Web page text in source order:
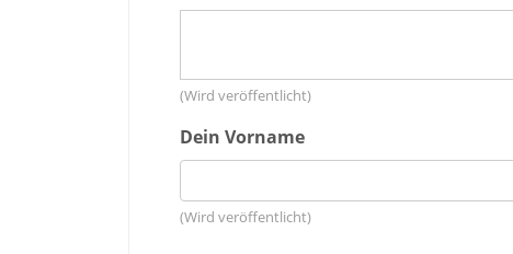
(Wird veröffentlicht)
Dein Vorname
(Wird veröffentlicht)